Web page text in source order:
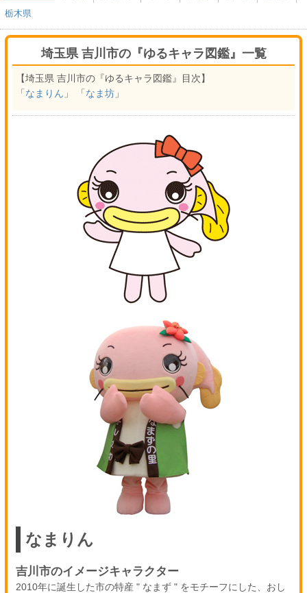
栃木県
埼玉県 吉川市の『ゆるキャラ図鑑』一覧
【埼玉県 吉川市の『ゆるキャラ図鑑』目次】
「 なまりん 」 「 なま坊」
なまりん
吉川市のイメージキャラクター
2010年に誕生した市の特産 " なまず " をモチーフにした、おし